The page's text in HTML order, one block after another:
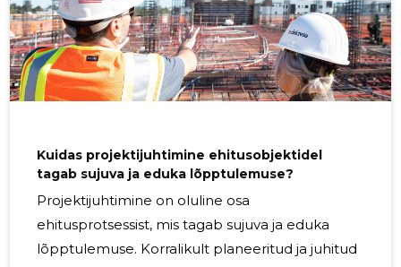
Kuidas projektijuhtimine ehitusobjektidel
tagab sujuva ja eduka lõpptulemuse?
Projektijuhtimine on oluline osa
ehitusprotsessist, mis tagab sujuva ja eduka
lõpptulemuse. Korralikult planeeritud ja juhitud